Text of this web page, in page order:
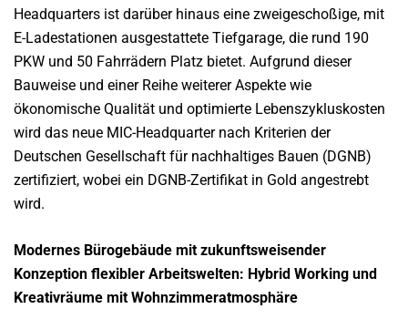
Headquarters ist darüber hinaus eine zweigeschoßige, mit
E-Ladestationen ausgestattete Tiefgarage, die rund 190
PKW und 50 Fahrrädern Platz bietet. Aufgrund dieser
Bauweise und einer Reihe weiterer Aspekte wie
ökonomische Qualität und optimierte Lebenszykluskosten
wird das neue MIC-Headquarter nach Kriterien der
Deutschen Gesellschaft für nachhaltiges Bauen (DGNB)
zertifiziert, wobei ein DGNB-Zertifikat in Gold angestrebt
wird.
Modernes Bürogebäude mit zukunftsweisender
Konzeption flexibler Arbeitswelten: Hybrid Working und
Kreativräume mit Wohnzimmeratmosphäre